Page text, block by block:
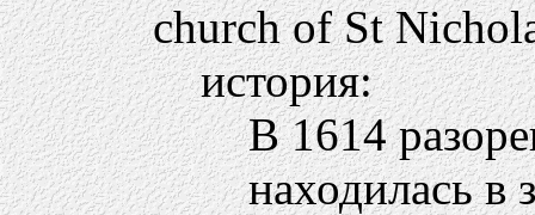
church of St
история:
В 1614
находилась в